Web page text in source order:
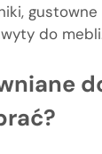
gustowne
do